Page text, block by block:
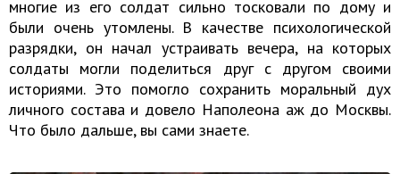
многие из его солдат сильно тосковали по дому и
были очень утомлены. В качестве психологической
разрядки, он начал устраивать вечера, на которых
солдаты могли поделиться друг с другом своими
историями. Это помогло сохранить моральный дух
личного состава и довело Наполеона аж до Москвы.
Что было дальше, вы сами знаете.